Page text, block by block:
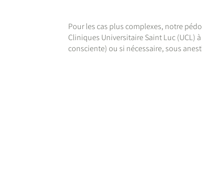
Pour les cas plus complexes, notre
Cliniques Universitaire Saint Luc (UCL)
consciente) ou si nécessaire, sous